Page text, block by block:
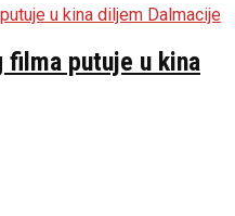
putuje u kina